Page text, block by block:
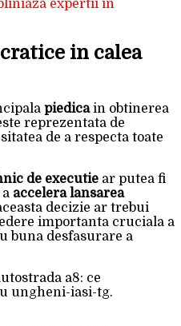
expertii in
in calea
piedicain obtinerea
reprezentata de
de a respecta toate
de executie ar putea fi
accelera lansarea
decizie ar trebui
importanta cruciala a
buna desfasurare a